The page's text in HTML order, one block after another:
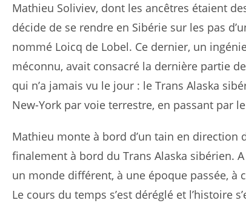
Mathieu Soliviev, dont les ancêtres étaient
décide de se rendre en Sibérie sur les pas
nommé Loicq de Lobel. Ce dernier, un
méconnu, avait consacré la dernière partie
qui n’a jamais vu le jour : le Trans Alaska
New-York par voie terrestre, en passant par
Mathieu monte à bord d’un tain en direction
finalement à bord du Trans Alaska sibérien.
un monde différent, à une époque passée, à
Le cours du temps s’est déréglé et l’histoire